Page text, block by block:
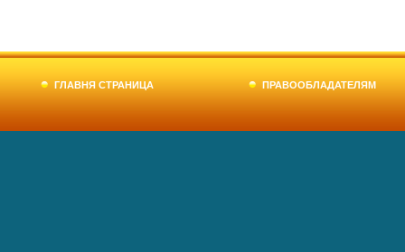
ГЛАВНЯ СТРАНИЦА ПРАВООБЛАДАТЕЛЯМ